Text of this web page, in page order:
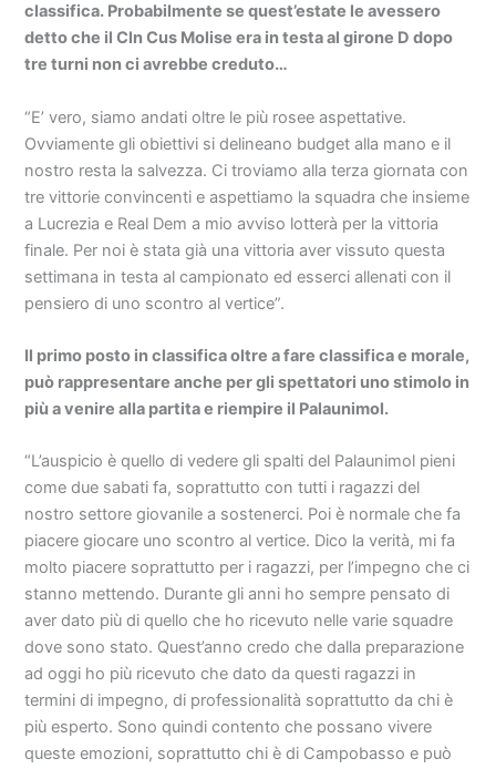
classifica. Probabilmente se quest’estate le avessero
detto che il Cln Cus Molise era in testa al girone D dopo
tre turni non ci avrebbe creduto…
“E’ vero, siamo andati oltre le più rosee aspettative.
Ovviamente gli obiettivi si delineano budget alla mano e il
nostro resta la salvezza. Ci troviamo alla terza giornata con
tre vittorie convincenti e aspettiamo la squadra che insieme
a Lucrezia e Real Dem a mio avviso lotterà per la vittoria
finale. Per noi è stata già una vittoria aver vissuto questa
settimana in testa al campionato ed esserci allenati con il
pensiero di uno scontro al vertice”.
Il primo posto in classifica oltre a fare classifica e morale,
può rappresentare anche per gli spettatori uno stimolo in
più a venire alla partita e riempire il Palaunimol.
“L’auspicio è quello di vedere gli spalti del Palaunimol pieni
come due sabati fa, soprattutto con tutti i ragazzi del
nostro settore giovanile a sostenerci. Poi è normale che fa
piacere giocare uno scontro al vertice. Dico la verità, mi fa
molto piacere soprattutto per i ragazzi, per l’impegno che ci
stanno mettendo. Durante gli anni ho sempre pensato di
aver dato più di quello che ho ricevuto nelle varie squadre
dove sono stato. Quest’anno credo che dalla preparazione
ad oggi ho più ricevuto che dato da questi ragazzi in
termini di impegno, di professionalità soprattutto da chi è
più esperto. Sono quindi contento che possano vivere
queste emozioni, soprattutto chi è di Campobasso e può